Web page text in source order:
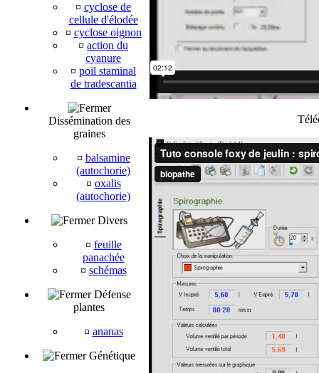
¤ cyclose de
cellule d'élodée
¤ cyclose oignon
¤ action du
cyanure
¤ poil staminal
de tradescantia
Dissémination des
graines
¤ balsamine
(autochorie)
¤ oxalis
(autochorie)
Divers
¤ feuille
panachée
¤ schémas
Défense
plantes
¤ ananas
Génétique